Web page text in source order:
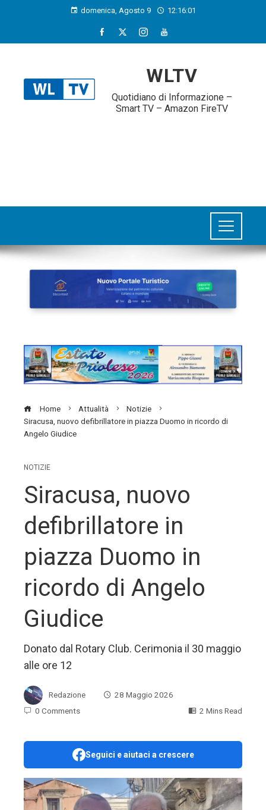
domenica, Agosto 9 12:16:02
WLTV
Quotidiano di Informazione –
Smart TV – Amazon FireTV
Home Attualità
Notizie
Siracusa, nuovo defibrillatore in piazza Duomo in ricordo di
Angelo Giudice
NOTIZIE
Siracusa, nuovo
defibrillatore in
piazza Duomo in
ricordo di Angelo
Giudice
Donato dal Rotary Club. Cerimonia il 30 maggio
alle ore 12
Redazione
28 Maggio 2026
0 Comments
2 Mins Read
Seguici e aiutaci a crescere